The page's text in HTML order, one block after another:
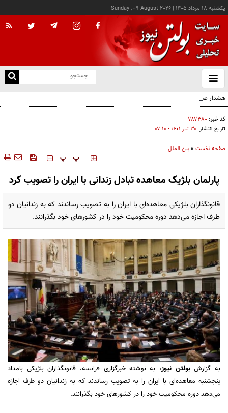
يکشنبه ۱۸ مرداد ۱۴۰۵ |
Sunday , 09 August 2026
باز
و
هشدار صنعا به عربستان: وقت تلف نکنید
کد خبر: ۷۸۷۳۸۰
تاریخ انتشار: ۳۰ تير ۱۴۰۱ - ۰۷:۱۰
صفحه نخست »بین الملل
‍‍‍ پ پ
پارلمان بلژیک معاهده تبادل زندانی با ایران را تصویب کرد
قانونگذاران بلژیکی معاهده‌ای با ایران را به تصویب رساندند که به زندانیان دو
طرف اجازه می‌دهد دوره محکومیت خود را در کشورهای خود بگذرانند.
به گزارشبولتن نیوز، به نوشته خبرگزاری فرانسه، قانونگذاران بلژیکی بامداد
پنجشنبه معاهده‌ای با ایران را به تصویب رساندند که به زندانیان دو طرف اجازه
می‌دهد دوره محکومیت خود را در کشورهای خود بگذرانند.